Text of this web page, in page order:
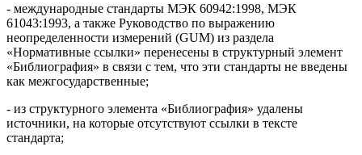
- международные стандарты МЭК 60942:1998, МЭК
61043:1993, а также Руководство по выражению
неопределенности измерений (GUM) из раздела
«Нормативные ссылки» перенесены в структурный элемент
«Библиография» в связи с тем, что эти стандарты не введены
как межгосударственные;
- из структурного элемента «Библиография» удалены
источники, на которые отсутствуют ссылки в тексте
стандарта;